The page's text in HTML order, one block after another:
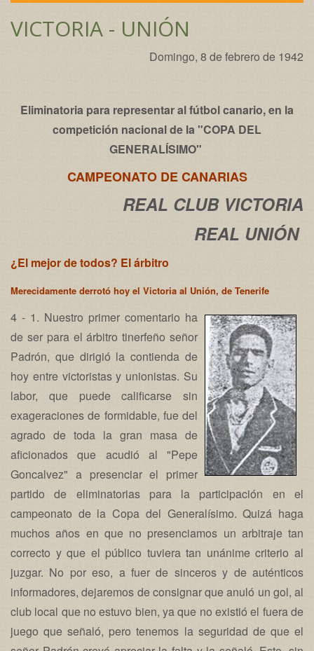
VICTORIA - UNIÓN
Domingo, 8 de febrero de 1942
Eliminatoria para representar al fútbol canario, en la
competición nacional de la "COPA DEL
GENERALÍSIMO"
CAMPEONATO DE CANARIAS
REAL CLUB VICTORIA
REAL UNIÓN
¿El mejor de todos? El árbitro
Merecidamente derrotó hoy el Victoria al Unión, de Tenerife
4 - 1. Nuestro primer comentario ha
de ser para el árbitro tinerfeño señor
Padrón, que dirigió la contienda de
hoy entre victoristas y unionistas. Su
labor, que puede calificarse sin
exageraciones de formidable, fue del
agrado de toda la gran masa de
aficionados que acudió al "Pepe
Goncalvez" a presenciar el primer
partido de eliminatorias para la participación en el
campeonato de la Copa del Generalísimo. Quizá haga
muchos años en que no presenciamos un arbitraje tan
correcto y que el público tuviera tan unánime criterio al
juzgar. No por eso, a fuer de sinceros y de auténticos
informadores, dejaremos de consignar que anuló un gol, al
club local que no estuvo bien, ya que no existió el fuera de
juego que señaló, pero tenemos la seguridad de que el